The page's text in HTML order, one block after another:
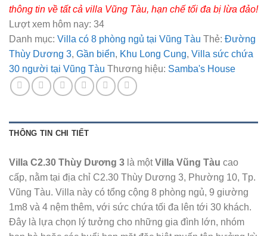
thông tin về tất cả villa Vũng Tàu, hạn chế tối đa bị lừa đảo!
Lượt xem hôm nay: 34
Danh mục: Villa có 8 phòng ngủ tại Vũng Tàu Thẻ: Đường
Thùy Dương 3, Gần biển, Khu Long Cung, Villa sức chứa
30 người tại Vũng Tàu Thương hiệu: Samba's House
THÔNG TIN CHI TIẾT
Villa C2.30 Thùy Dương 3 là mộtVilla Vũng Tàu cao
cấp, nằm tại địa chỉ C2.30 Thùy Dương 3, Phường 10, Tp.
Vũng Tàu. Villa này có tổng cộng 8 phòng ngủ, 9 giường
1m8 và 4 nệm thêm, với sức chứa tối đa lên tới 30 khách.
Đây là lựa chọn lý tưởng cho những gia đình lớn, nhóm